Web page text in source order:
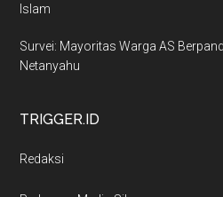
Islam
Survei: Mayoritas Warga AS
Netanyahu
TRIGGER.ID
Redaksi